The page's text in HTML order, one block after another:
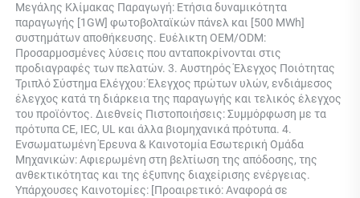
Μεγάλης Κλίμακας Παραγωγή: Ετήσια δυναμικότητα
παραγωγής [1GW] φωτοβολταϊκών πάνελ και [500 MWh]
συστημάτων αποθήκευσης. Ευέλικτη OEM/ODM:
Προσαρμοσμένες λύσεις που ανταποκρίνονται στις
προδιαγραφές των πελατών. 3. Αυστηρός Έλεγχος Ποιότητας
Τριπλό Σύστημα Ελέγχου: Έλεγχος πρώτων υλών, ενδιάμεσος
έλεγχος κατά τη διάρκεια της παραγωγής και τελικός έλεγχος
του προϊόντος. Διεθνείς Πιστοποιήσεις: Συμμόρφωση με τα
πρότυπα CE, IEC, UL και άλλα βιομηχανικά πρότυπα. 4.
Ενσωματωμένη Έρευνα & Καινοτομία Εσωτερική Ομάδα
Μηχανικών: Αφιερωμένη στη βελτίωση της απόδοσης, της
ανθεκτικότητας και της έξυπνης διαχείρισης ενέργειας.
Υπάρχουσες Καινοτομίες: [Προαιρετικό: Αναφορά σε